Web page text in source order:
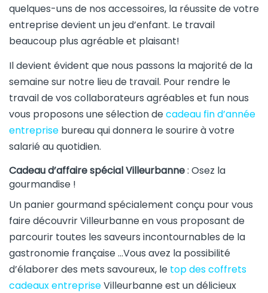
quelques-uns de nos accessoires, la réussite de votre
entreprise devient un jeu d’enfant. Le travail
beaucoup plus agréable et plaisant!
Il devient évident que nous passons la majorité de la
semaine sur notre lieu de travail. Pour rendre le
travail de vos collaborateurs agréables et fun nous
vous proposons une sélection decadeau fin d’année
entreprise bureau qui donnera le sourire à votre
salarié au quotidien.
Cadeau d’affaire spécial Villeurbanne: Osez la
gourmandise !
Un panier gourmand spécialement conçu pour vous
faire découvrir Villeurbanne en vous proposant de
parcourir toutes les saveurs incontournables de la
gastronomie française …Vous avez la possibilité
d’élaborer des mets savoureux, le top des coffrets
cadeaux entrepriseVilleurbanne est un délicieux